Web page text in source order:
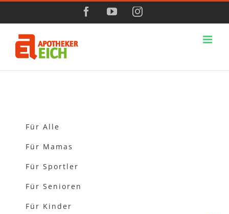
FacebookYouTubeInstagram
Für Alle
Für Mamas
Für Sportler
Für Senioren
Für Kinder